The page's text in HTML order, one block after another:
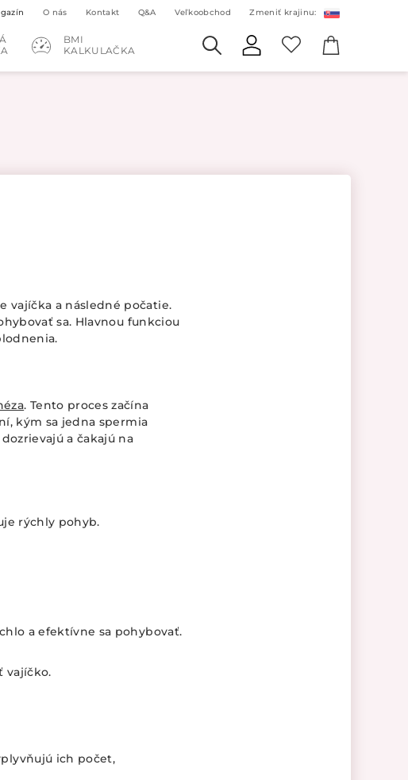
vajíčka a následné počatie.
sa. Hlavnou funkciou
. Tento proces začína
kým sa jedna spermia
a čakajú na
rýchly pohyb.
a efektívne sa pohybovať.
vajíčko.
ich počet,
BMI
KALKULAČKA
O nás Kontakt Q&A Veľkoobchod Zmeniť krajinu: